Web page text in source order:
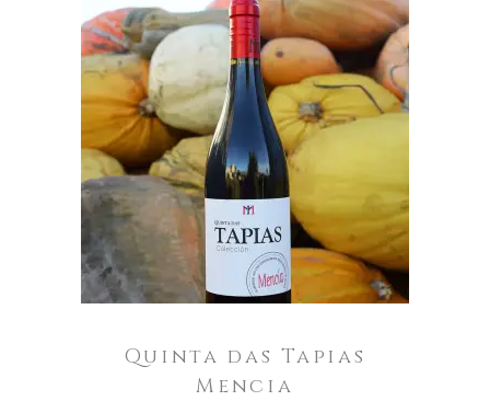
Quinta
das
Tapias
Mencia
cantidad
AÑADIR AL CARRITO
Quinta das Tapias
Mencia